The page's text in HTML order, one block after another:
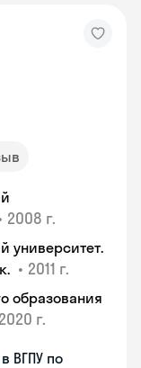
2008 г.
университет.
• 2011 г.
образования
2020 г.
ВГПУ по